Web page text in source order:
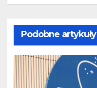
Podobne artykuły